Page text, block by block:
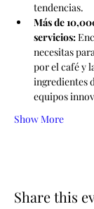
tendencias.
Más de
servicios:
necesitas
por el café y
ingredientes
equipos
Show More
Share this